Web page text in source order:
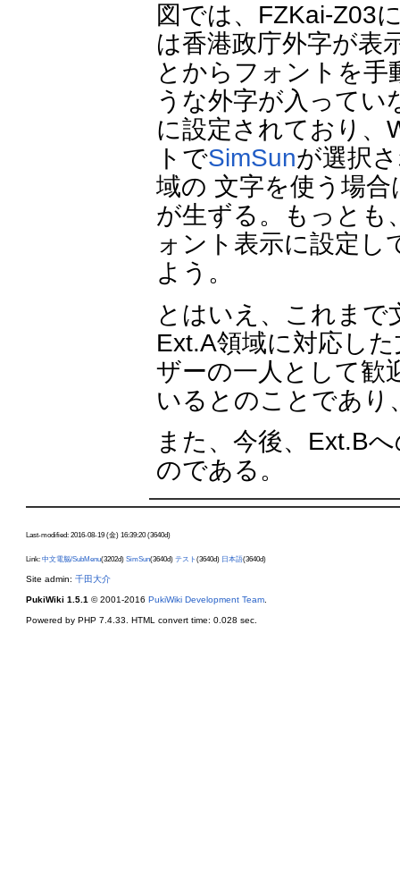
図では、FZKai-Z03
は香港政庁外字が表
とからフォントを
うな外字が入ってい
に設定されており、
トでSimSunが選択
域の 文字を使う場
が生ずる。もっとも
ォント表示に設定し
よう。
とはいえ、これま
Ext.A領域に対応し
ザーの一人として歓
いるとのことであり
また、今後、Ext.B
のである。
Last-modified: 2016-08-19 (金) 16:39:20 (3640d)
Link: 中文電脳/SubMenu(3202d) SimSun(3640d) テスト (3640d) 日本語(3640d)
Site admin: 千田大介
PukiWiki 1.5.1 © 2001-2016 PukiWiki Development Team
Powered by PHP 7.4.33. HTML convert time: 0.028 sec.